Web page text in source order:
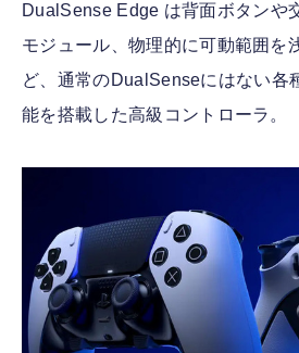
DualSense Edge は背面ボタンや
モジュール、物理的に可動範囲を
ど、通常のDualSenseにはない各
能を搭載した高級コントローラ。